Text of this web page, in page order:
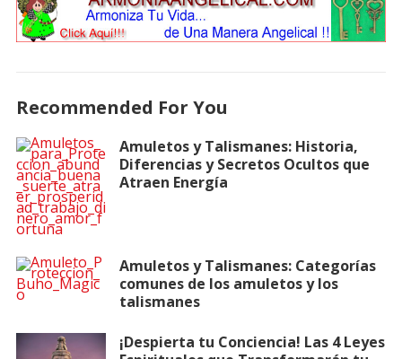
Recommended For You
Amuletos y Talismanes: Historia,
Diferencias y Secretos Ocultos que
Atraen Energía
Amuletos y Talismanes: Categorías
comunes de los amuletos y los
talismanes
¡Despierta tu Conciencia! Las 4 Leyes